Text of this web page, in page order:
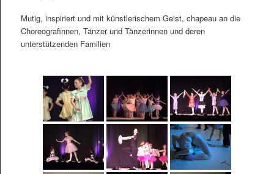
Mutig, inspiriert und mit künstlerischem Geist, chapeau an die
Choreografinnen, Tänzer und Tänzerinnen und deren
unterstützenden Familien